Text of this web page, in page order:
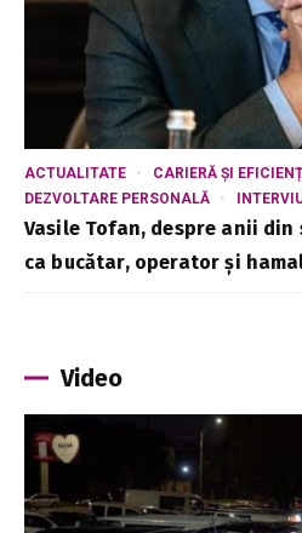
ACTUALITATE
CARIERĂ ȘI
DEZVOLTARE PERSONALĂ
Vasile Tofan, despre anii
ca bucătar, operator și
Video